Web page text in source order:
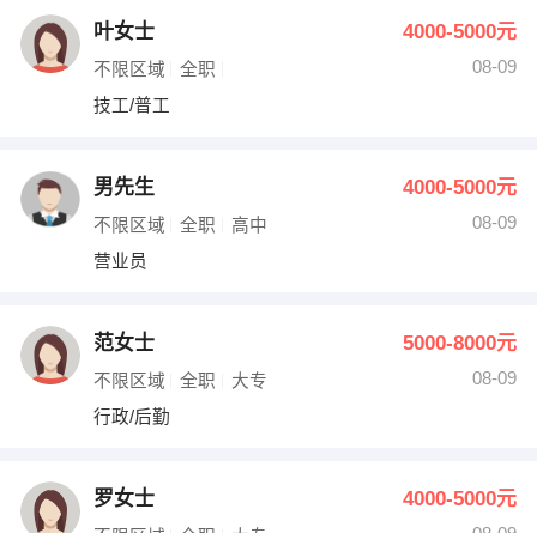
收银员
水电/机修
编辑 法律
其他职位
叶女士 4000-5000元
不限区域 全职
08-09
技工/普工
男先生 4000-5000元
不限区域 全职 高中
08-09
营业员
范女士 5000-8000元
不限区域 全职 大专
08-09
行政/后勤
罗女士 4000-5000元